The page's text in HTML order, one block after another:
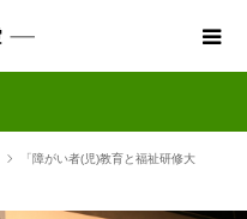
「障がい者(児)教育と福祉研修大